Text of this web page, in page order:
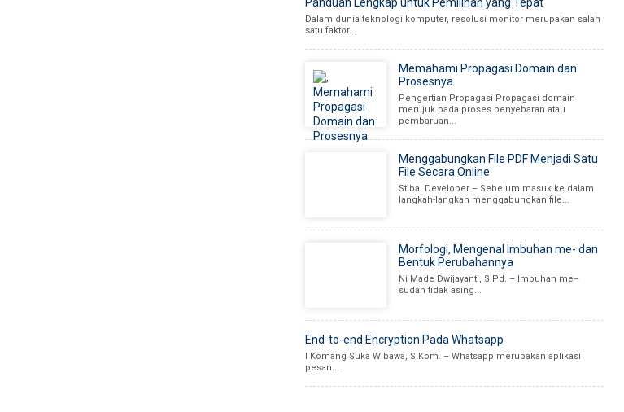
Dalam dunia teknologi komputer, resolusi monitor merupakan salah
satu faktor...
Memahami Propagasi Domain dan
Prosesnya
Pengertian Propagasi Propagasi domain
merujuk pada proses penyebaran atau
pembaruan...
Menggabungkan File PDF Menjadi Satu
File Secara Online
Stibal Developer – Sebelum masuk ke dalam
langkah-langkah menggabungkan file...
Morfologi, Mengenal Imbuhan me- dan
Bentuk Perubahannya
Ni Made Dwijayanti, S.Pd. – Imbuhan me–
sudah tidak asing...
End-to-end Encryption Pada Whatsapp
I Komang Suka Wibawa, S.Kom. – Whatsapp merupakan aplikasi
pesan...